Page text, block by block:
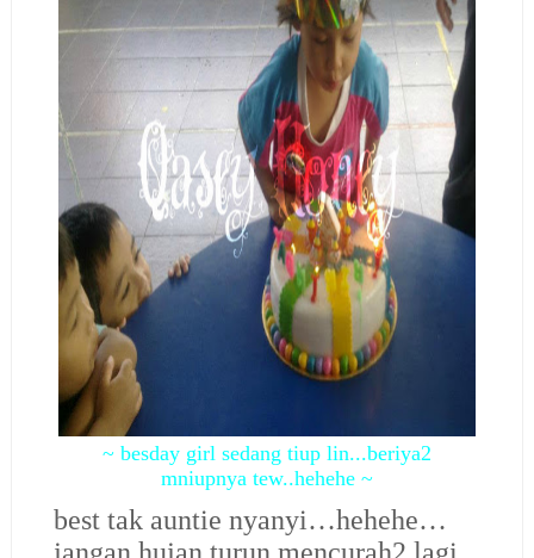
~ besday girl sedang tiup lin...beriya2
mniupnya tew..hehehe ~
best tak auntie nyanyi…hehehe…